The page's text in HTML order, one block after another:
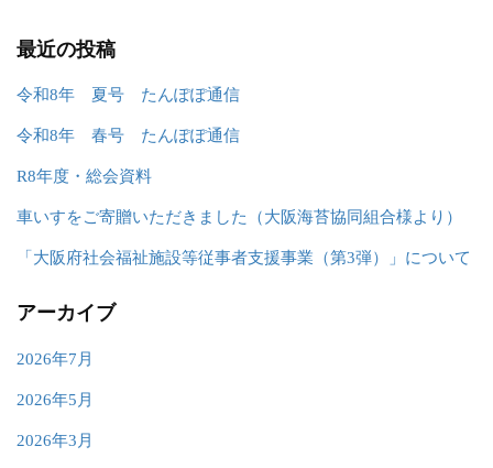
最近の投稿
令和8年 夏号 たんぽぽ通信
令和8年 春号 たんぽぽ通信
R8年度・総会資料
車いすをご寄贈いただきました（大阪海苔協同組合様より）
「大阪府社会福祉施設等従事者支援事業（第3弾）」について
アーカイブ
2026年7月
2026年5月
2026年3月